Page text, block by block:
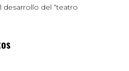
desarrollo del “teatro